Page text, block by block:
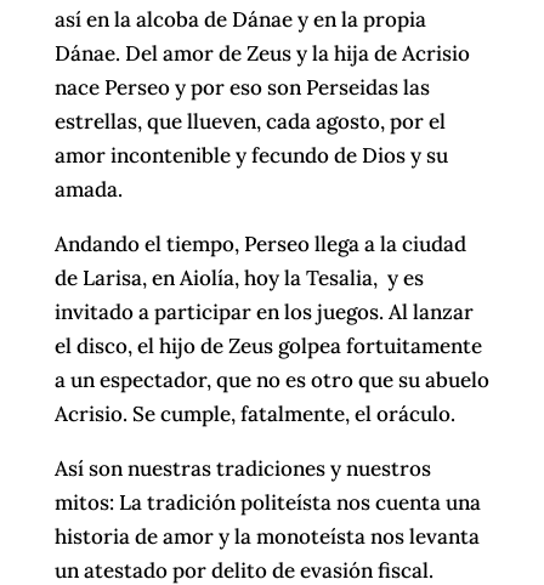
así en la alcoba de Dánae y en la propia
Dánae. Del amor de Zeus y la hija de Acrisio
nace Perseo y por eso son Perseidas las
estrellas, que llueven, cada agosto, por el
amor incontenible y fecundo de Dios y su
amada.
Andando el tiempo, Perseo llega a la ciudad
de Larisa, en Aiolía, hoy la Tesalia, y es
invitado a participar en los juegos. Al lanzar
el disco, el hijo de Zeus golpea fortuitamente
a un espectador, que no es otro que su abuelo
Acrisio. Se cumple, fatalmente, el oráculo.
Así son nuestras tradiciones y nuestros
mitos: La tradición politeísta nos cuenta una
historia de amor y la monoteísta nos levanta
un atestado por delito de evasión fiscal.